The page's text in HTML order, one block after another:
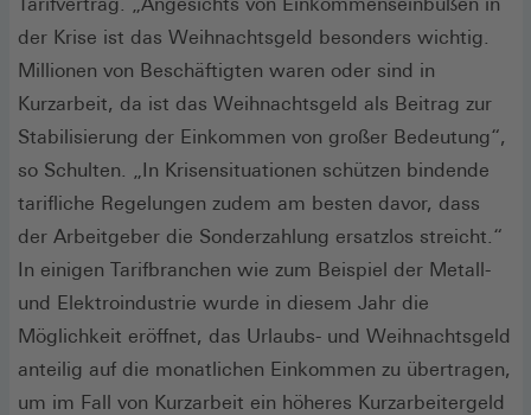
der Krise ist das Weihnachtsgeld besonders wichtig.
Millionen von Beschäftigten waren oder sind in
Kurzarbeit, da ist das Weihnachtsgeld als Beitrag zur
Stabilisierung der Einkommen von großer Bedeutung“,
so Schulten. „In Krisensituationen schützen bindende
tarifliche Regelungen zudem am besten davor, dass
der Arbeitgeber die Sonderzahlung ersatzlos streicht.“
In einigen Tarifbranchen wie zum Beispiel der Metall-
und Elek­troindustrie wurde in diesem Jahr die
Möglichkeit eröffnet, das Urlaubs- und Weihnachtsgeld
anteilig auf die monatlichen Einkommen zu übertragen,
um im Fall von Kurzarbeit ein höheres Kurzarbeitergeld